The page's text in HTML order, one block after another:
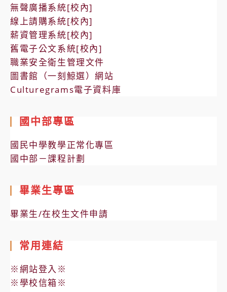
無聲廣播系統[校內]
線上請購系統[校內]
薪資管理系統[校內]
舊電子公文系統[校內]
職業安全衛生管理文件
圖書館（一刻鯨選）網站
Culturegrams電子資料庫
國中部專區
國民中學教學正常化專區
國中部－課程計劃
畢業生專區
畢業生/在校生文件申請
常用連結
※網站登入※
※學校信箱※